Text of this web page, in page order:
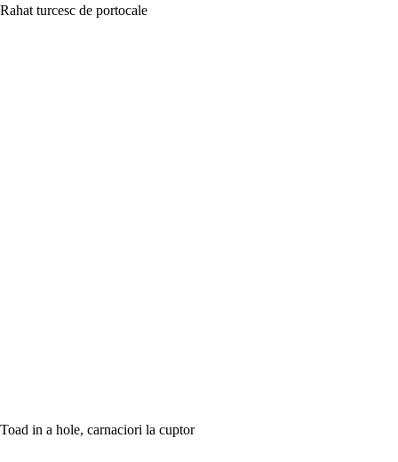
Rahat turcesc de portocale
Toad in a hole, carnaciori la cuptor